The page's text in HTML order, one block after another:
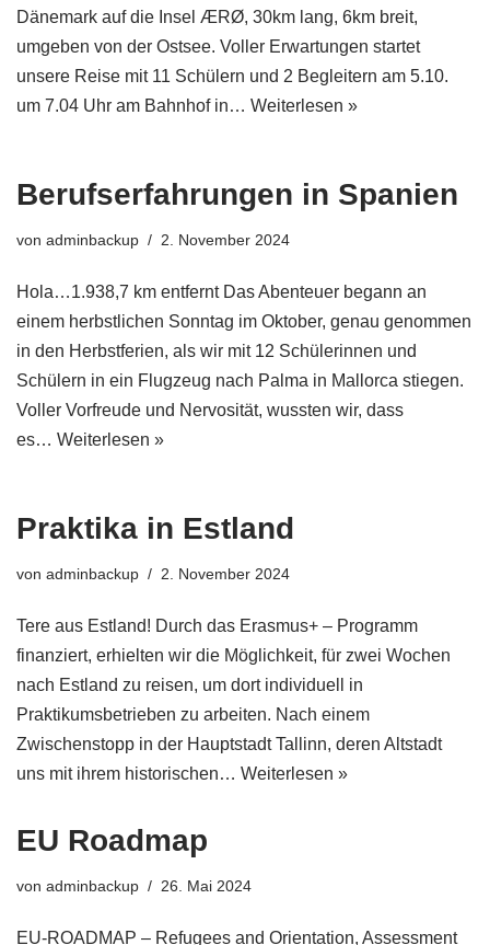
Dänemark auf die Insel ÆRØ, 30km lang, 6km breit,
umgeben von der Ostsee. Voller Erwartungen startet
unsere Reise mit 11 Schülern und 2 Begleitern am 5.10.
um 7.04 Uhr am Bahnhof in… Weiterlesen »
Berufserfahrungen in Spanien
von adminbackup 2. November 2024
Hola…1.938,7 km entfernt Das Abenteuer begann an
einem herbstlichen Sonntag im Oktober, genau genommen
in den Herbstferien, als wir mit 12 Schülerinnen und
Schülern in ein Flugzeug nach Palma in Mallorca stiegen.
Voller Vorfreude und Nervosität, wussten wir, dass
es… Weiterlesen »
Praktika in Estland
von adminbackup 2. November 2024
Tere aus Estland! Durch das Erasmus+ – Programm
finanziert, erhielten wir die Möglichkeit, für zwei Wochen
nach Estland zu reisen, um dort individuell in
Praktikumsbetrieben zu arbeiten. Nach einem
Zwischenstopp in der Hauptstadt Tallinn, deren Altstadt
uns mit ihrem historischen… Weiterlesen »
EU Roadmap
von adminbackup 26. Mai 2024
EU-ROADMAP – Refugees and Orientation, Assessment